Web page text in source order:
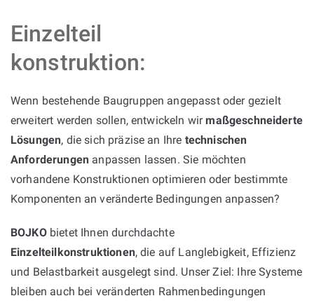
Einzelteil
konstruktion:
Wenn bestehende Baugruppen angepasst oder gezielt
erweitert werden sollen, entwickeln wirmaßgeschneiderte
Lösungen, die sich präzise an Ihre technischen
Anforderungen anpassen lassen. Sie möchten
vorhandene Konstruktionen optimieren oder bestimmte
Komponenten an veränderte Bedingungen anpassen?
BOJKObietet Ihnen durchdachte
Einzelteilkonstruktionen, die auf Langlebigkeit, Effizienz
und Belastbarkeit ausgelegt sind. Unser Ziel: Ihre Systeme
bleiben auch bei veränderten Rahmenbedingungen